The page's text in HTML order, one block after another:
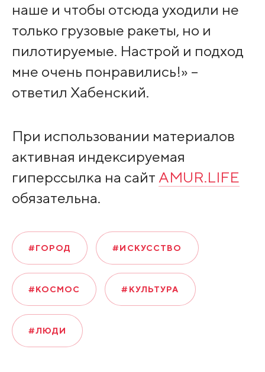
наше и чтобы отсюда уходили не
только грузовые ракеты, но и
пилотируемые. Настрой и подход
мне очень понравились!» –
ответил Хабенский.
При использовании материалов
активная индексируемая
гиперссылка на сайт AMUR.LIFE
обязательна.
#ГОРОД #ИСКУССТВО
#КОСМОС #КУЛЬТУРА
#ЛЮДИ